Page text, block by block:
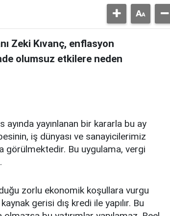
Zeki Kıvanç, enflasyon
olumsuz etkilere neden
ayında yayınlanan bir kararla bu ay
iş dünyası ve sanayicilerimiz
görülmektedir. Bu uygulama, vergi
zorlu ekonomik koşullara vurgu
gerisi dış kredi ile yapılır. Bu